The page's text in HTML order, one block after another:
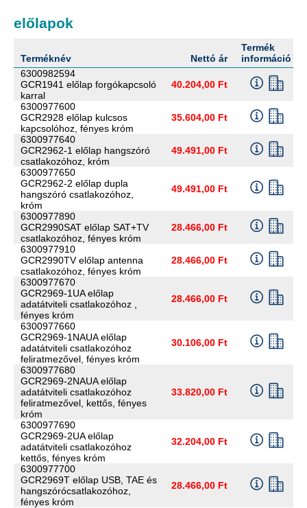
előlapok
Terméknév Nettó ár
Termék
információ
6300982594
GCR1941 előlap forgókapcsoló
karral
40.204,00 Ft
6300977600
GCR2928 előlap kulcsos
kapcsolóhoz, fényes króm
35.604,00 Ft
6300977640
GCR2962-1 előlap hangszóró
csatlakozóhoz, króm
49.491,00 Ft
6300977650
GCR2962-2 előlap dupla
hangszóró csatlakozóhoz,
króm
49.491,00 Ft
6300977890
GCR2990SAT előlap SAT+TV
csatlakozóhoz, fényes króm
28.466,00 Ft
6300977910
GCR2990TV előlap antenna
csatlakozóhoz, fényes króm
28.466,00 Ft
6300977670
GCR2969-1UA előlap
adatátviteli csatlakozóhoz ,
fényes króm
28.466,00 Ft
6300977660
GCR2969-1NAUA előlap
adatátviteli csatlakozóhoz
feliratmezővel, fényes króm
30.106,00 Ft
6300977680
GCR2969-2NAUA előlap
adatátviteli csatlakozóhoz
feliratmezővel, kettős, fényes
króm
33.820,00 Ft
6300977690
GCR2969-2UA előlap
adatátviteli csatlakozóhoz
kettős, fényes króm
32.204,00 Ft
6300977700
GCR2969T előlap USB, TAE és
hangszórócsatlakozóhoz,
fényes króm
28.466,00 Ft